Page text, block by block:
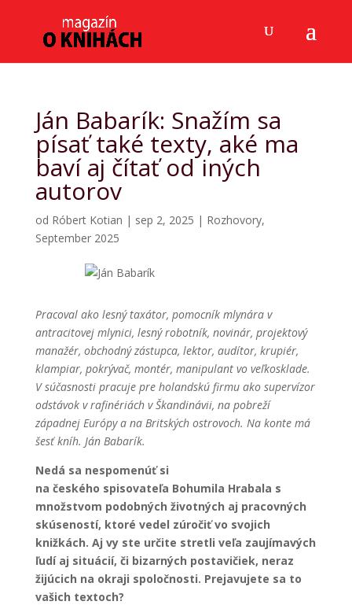
Ján Babarík: Snažím sa
písať také texty, aké ma
baví aj čítať od iných
autorov
od Róbert Kotian | sep 2, 2025 | Rozhovory,
September 2025
Pracoval ako lesný taxátor, pomocník mlynára v
antracitovej mlynici, lesný robotník, novinár, projektový
manažér, obchodný zástupca, lektor, audítor, krupiér,
klampiar, pokrývač, montér, manipulant vo veľkosklade.
V súčasnosti pracuje pre holandskú firmu ako supervízor
odstávok v rafinériách v Škandinávii, na pobreží
západnej Európy a na Britských ostrovoch. Na konte má
šesť kníh. Ján Babarík.
Nedá sa nespomenúť si
na českého spisovateľa Bohumila Hrabala s
množstvom podobných životných aj pracovných
skúseností, ktoré vedel zúročiť vo svojich
knižkách. Aj vy ste určite stretli veľa zaujímavých
ľudí aj situácií, či bizarných postavičiek, neraz
žijúcich na okraji spoločnosti. Prejavujete sa to
vašich textoch?